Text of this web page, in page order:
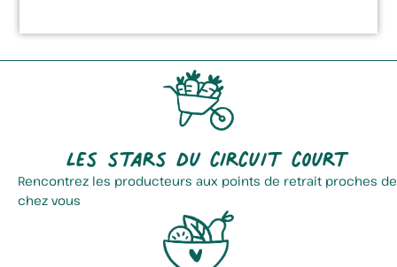
Les stars du circuit court
Rencontrez les producteurs aux points de retrait proches de
chez vous